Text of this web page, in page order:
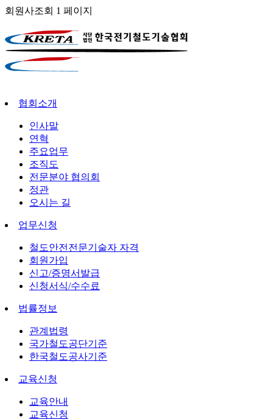
회원사조회 1 페이지
협회소개
인사말
연혁
주요업무
조직도
전문분야 협의회
정관
오시는 길
업무신청
철도안전전문기술자 자격
회원가입
신고/증명서발급
신청서식/수수료
법률정보
관계법령
국가철도공단기준
한국철도공사기준
교육신청
교육안내
교육신청